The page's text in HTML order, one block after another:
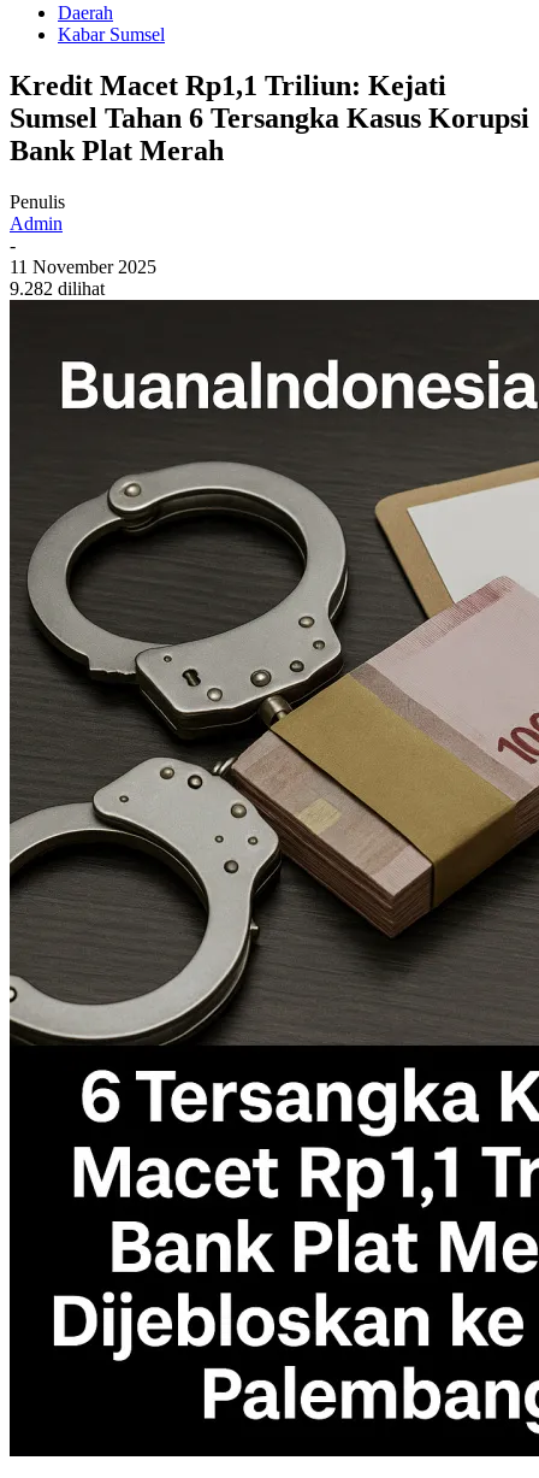
Daerah
Kabar Sumsel
Kredit Macet Rp1,1 Triliun: Kejati
Sumsel Tahan 6 Tersangka Kasus Korupsi
Bank Plat Merah
Penulis
Admin
-
11 November 2025
9.282 dilihat